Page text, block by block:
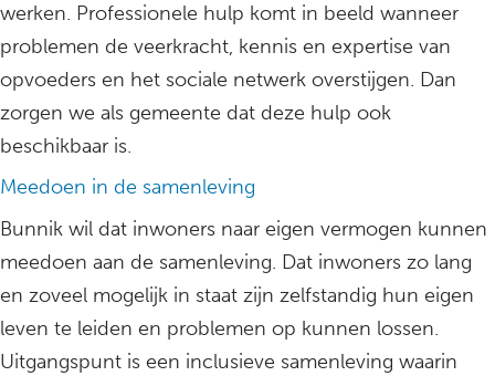
werken. Professionele hulp komt in beeld wanneer
problemen de veerkracht, kennis en expertise van
opvoeders en het sociale netwerk overstijgen. Dan
zorgen we als gemeente dat deze hulp ook
beschikbaar is.
Meedoen in de samenleving
Bunnik wil dat inwoners naar eigen vermogen kunnen
meedoen aan de samenleving. Dat inwoners zo lang
en zoveel mogelijk in staat zijn zelfstandig hun eigen
leven te leiden en problemen op kunnen lossen.
Uitgangspunt is een inclusieve samenleving waarin